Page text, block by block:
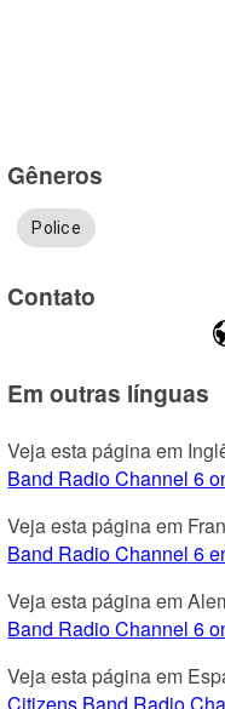
Gêneros
Police
Contato
Em outras línguas
Veja esta página em
Band Radio Channel 6
Veja esta página em
Band Radio Channel 6
Veja esta página em
Band Radio Channel 6
Veja esta página em
Citizens Band Radio